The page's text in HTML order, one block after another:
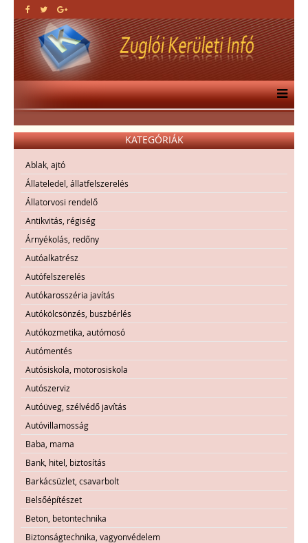
KATEGÓRIÁK
Ablak, ajtó
Állateledel, állatfelszerelés
Állatorvosi rendelő
Antikvitás, régiség
Árnyékolás, redőny
Autóalkatrész
Autófelszerelés
Autókarosszéria javítás
Autókölcsönzés, buszbérlés
Autókozmetika, autómosó
Autómentés
Autósiskola, motorosiskola
Autószerviz
Autóüveg, szélvédő javítás
Autóvillamosság
Baba, mama
Bank, hitel, biztosítás
Barkácsüzlet, csavarbolt
Belsőépítészet
Beton, betontechnika
Biztonságtechnika, vagyonvédelem